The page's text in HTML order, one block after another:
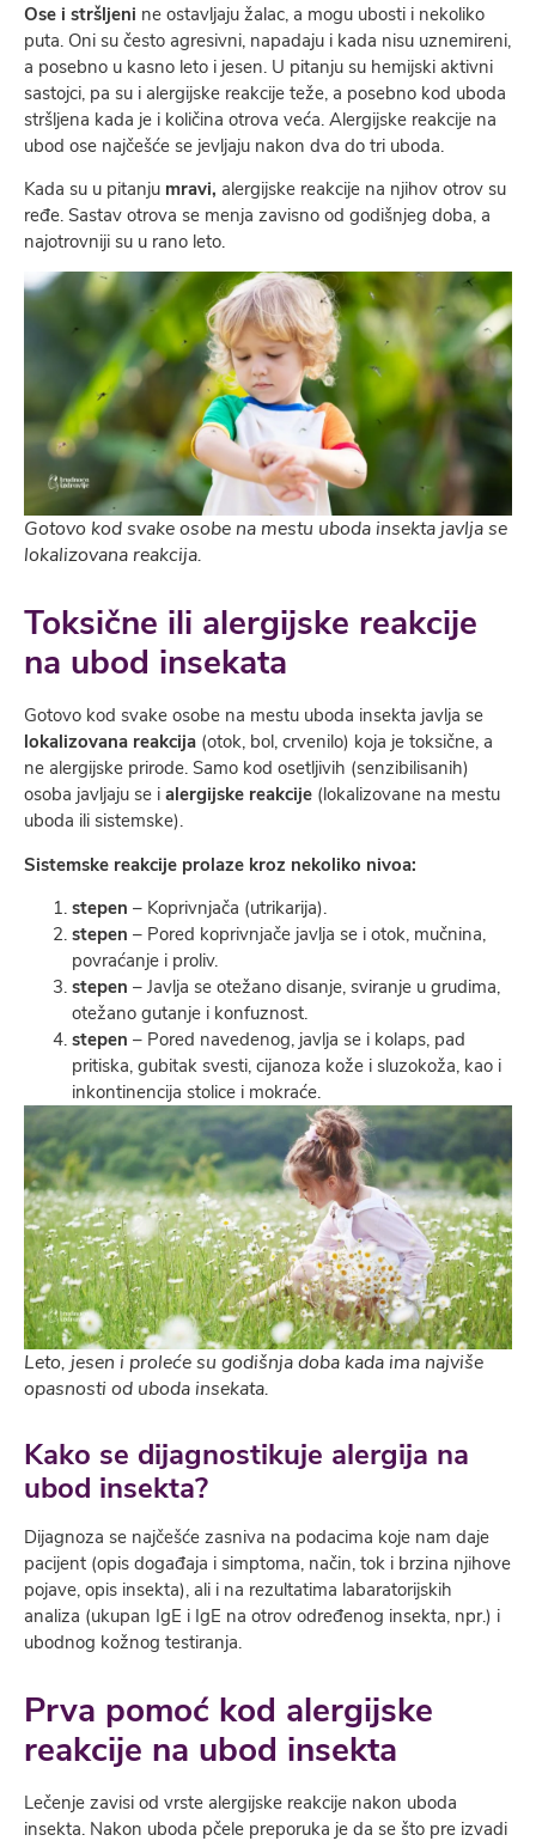
Ose i stršljeni ne ostavljaju žalac, a mogu ubosti i nekoliko
puta. Oni su često agresivni, napadaju i kada nisu uznemireni,
a posebno u kasno leto i jesen. U pitanju su hemijski aktivni
sastojci, pa su i alergijske reakcije teže, a posebno kod uboda
stršljena kada je i količina otrova veća. Alergijske reakcije na
ubod ose najčešće se jevljaju nakon dva do tri uboda.
Kada su u pitanju mravi, alergijske reakcije na njihov otrov su
ređe. Sastav otrova se menja zavisno od godišnjeg doba, a
najotrovniji su u rano leto.
Gotovo kod svake osobe na mestu uboda insekta javlja se
lokalizovana reakcija.
Toksične ili alergijske reakcije
na ubod insekata
Gotovo kod svake osobe na mestu uboda insekta javlja se
lokalizovana reakcija (otok, bol, crvenilo) koja je toksične, a
ne alergijske prirode. Samo kod osetljivih (senzibilisanih)
osoba javljaju se i alergijske reakcije (lokalizovane na mestu
uboda ili sistemske).
Sistemske reakcije prolaze kroz nekoliko nivoa:
stepen – Koprivnjača (utrikarija).
stepen – Pored koprivnjače javlja se i otok, mučnina,
povraćanje i proliv.
stepen – Javlja se otežano disanje, sviranje u grudima,
otežano gutanje i konfuznost.
stepen – Pored navedenog, javlja se i kolaps, pad
pritiska, gubitak svesti, cijanoza kože i sluzokoža, kao i
inkontinencija stolice i mokraće.
Leto, jesen i proleće su godišnja doba kada ima najviše
opasnosti od uboda insekata.
Kako se dijagnostikuje alergija na
ubod insekta?
Dijagnoza se najčešće zasniva na podacima koje nam daje
pacijent (opis događaja i simptoma, način, tok i brzina njihove
pojave, opis insekta), ali i na rezultatima labaratorijskih
analiza (ukupan IgE i IgE na otrov određenog insekta, npr.) i
ubodnog kožnog testiranja.
Prva pomoć kod alergijske
reakcije na ubod insekta
Lečenje zavisi od vrste alergijske reakcije nakon uboda
insekta. Nakon uboda pčele preporuka je da se što pre izvadi